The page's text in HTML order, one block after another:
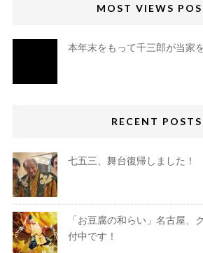
MOST VIEWS
本年末をもって千三郎が当家
RECENT POSTS
七五三、舞台復帰しました！
「お豆腐の和らい」名古屋、
付中です！